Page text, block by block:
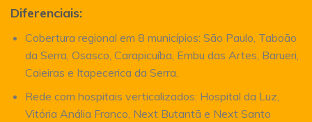
Diferenciais:
Cobertura regional em 8 municípios: São Paulo, Taboão
da Serra, Osasco, Carapicuíba, Embu das Artes, Barueri,
Caieiras e Itapecerica da Serra.
Rede com hospitais verticalizados: Hospital da Luz,
Vitória Anália Franco, Next Butantã e Next Santo